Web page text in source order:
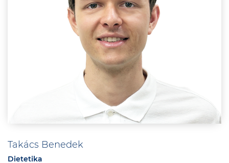
Takács Benedek
Dietetika